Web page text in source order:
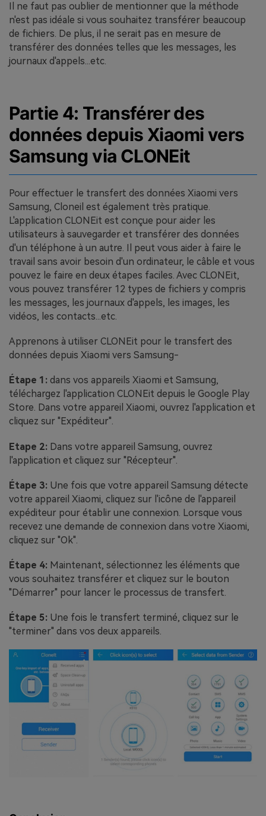
Il ne faut pas oublier de mentionner que la méthode
n'est pas idéale si vous souhaitez transférer beaucoup
de fichiers. De plus, il ne serait pas en mesure de
transférer des données telles que les messages, les
journaux d'appels...etc.
Partie 4: Transférer des
données depuis Xiaomi vers
Samsung via CLONEit
Pour effectuer le transfert des données Xiaomi vers
Samsung, Cloneil est également très pratique.
L'application CLONEit est conçue pour aider les
utilisateurs à sauvegarder et transférer des données
d'un téléphone à un autre. Il peut vous aider à faire le
travail sans avoir besoin d'un ordinateur, le câble et vous
pouvez le faire en deux étapes faciles. Avec CLONEit,
vous pouvez transférer 12 types de fichiers y compris
les messages, les journaux d'appels, les images, les
vidéos, les contacts...etc.
Apprenons à utiliser CLONEit pour le transfert des
données depuis Xiaomi vers Samsung-
Étape 1: dans vos appareils Xiaomi et Samsung,
téléchargez l'application CLONEit depuis le Google Play
Store. Dans votre appareil Xiaomi, ouvrez l'application et
cliquez sur "Expéditeur".
Etape 2: Dans votre appareil Samsung, ouvrez
l'application et cliquez sur "Récepteur".
Étape 3: Une fois que votre appareil Samsung détecte
votre appareil Xiaomi, cliquez sur l'icône de l'appareil
expéditeur pour établir une connexion. Lorsque vous
recevez une demande de connexion dans votre Xiaomi,
cliquez sur "Ok".
Étape 4: Maintenant, sélectionnez les éléments que
vous souhaitez transférer et cliquez sur le bouton
"Démarrer" pour lancer le processus de transfert.
Étape 5: Une fois le transfert terminé, cliquez sur le
"terminer" dans vos deux appareils.